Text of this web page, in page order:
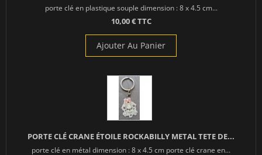
porte clé en plastique souple dimension : 8 x 4.5 cm...
10,00 € TTC
Ajouter Au Panier
PORTE CLÉ CRANE ÉTOILE ROCKABILLY METAL TETE DE...
porte clé en métal dimension : 8 x 4.5 cm porte clé crane en...